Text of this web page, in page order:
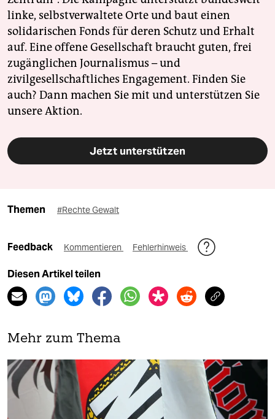
linke, selbstverwaltete Orte und baut einen
solidarischen Fonds für deren Schutz und Erhalt
auf. Eine offene Gesellschaft braucht guten, frei
zugänglichen Journalismus – und
zivilgesellschaftliches Engagement. Finden Sie
auch? Dann machen Sie mit und unterstützen Sie
unsere Aktion.
Jetzt unterstützen
Themen #Rechte Gewalt
Feedback Kommentieren Fehlerhinweis
Diesen Artikel teilen
Mehr zum Thema